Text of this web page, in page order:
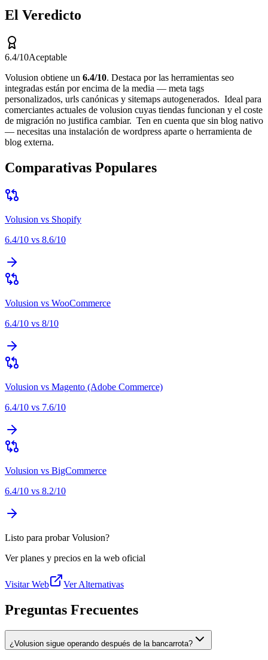
El Veredicto
6.4/10Aceptable
Volusion obtiene un 6.4/10. Destaca porlas herramientas seo
integradas están por encima de la media — meta tags
personalizados, urls canónicas y sitemaps autogenerados. Ideal para
comerciantes actuales de volusion cuyas tiendas funcionan y el coste
de migración no justifica cambiar. Ten en cuenta que sin blog nativo
— necesitas una instalación de wordpress aparte o herramienta de
blog externa.
Comparativas Populares
Volusion vs Shopify
6.4/10 vs 8.6/10
Volusion vs WooCommerce
6.4/10 vs 8/10
Volusion vs Magento (Adobe Commerce)
6.4/10 vs 7.6/10
Volusion vs BigCommerce
6.4/10 vs 8.2/10
Listo para probar Volusion?
Ver planes y precios en la web oficial
Visitar Web Ver Alternativas
Preguntas Frecuentes
¿Volusion sigue operando después de la bancarrota?